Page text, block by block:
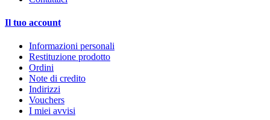
Il tuo account
Informazioni personali
Restituzione prodotto
Ordini
Note di credito
Indirizzi
Vouchers
I miei avvisi